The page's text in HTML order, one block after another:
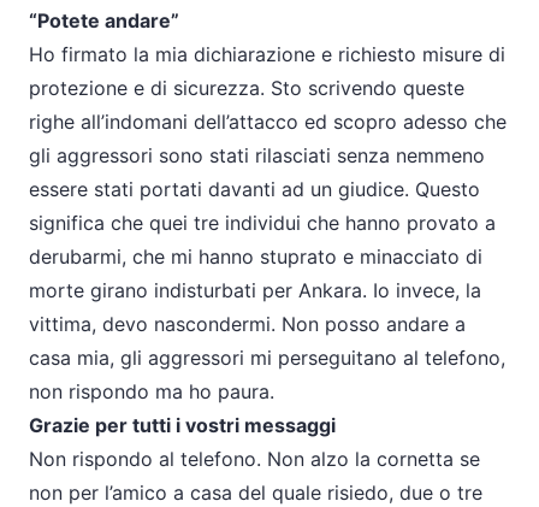
“Potete andare”
Ho firmato la mia dichiarazione e richiesto misure di
protezione e di sicurezza. Sto scrivendo queste
righe all’indomani dell’attacco ed scopro adesso che
gli aggressori sono stati rilasciati senza nemmeno
essere stati portati davanti ad un giudice. Questo
significa che quei tre individui che hanno provato a
derubarmi, che mi hanno stuprato e minacciato di
morte girano indisturbati per Ankara. Io invece, la
vittima, devo nascondermi. Non posso andare a
casa mia, gli aggressori mi perseguitano al telefono,
non rispondo ma ho paura.
Grazie per tutti i vostri messaggi
Non rispondo al telefono. Non alzo la cornetta se
non per l’amico a casa del quale risiedo, due o tre